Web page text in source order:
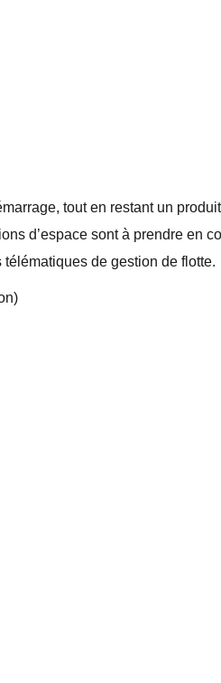
tout en restant un
d’espace sont à prendre en
de gestion de flotte.